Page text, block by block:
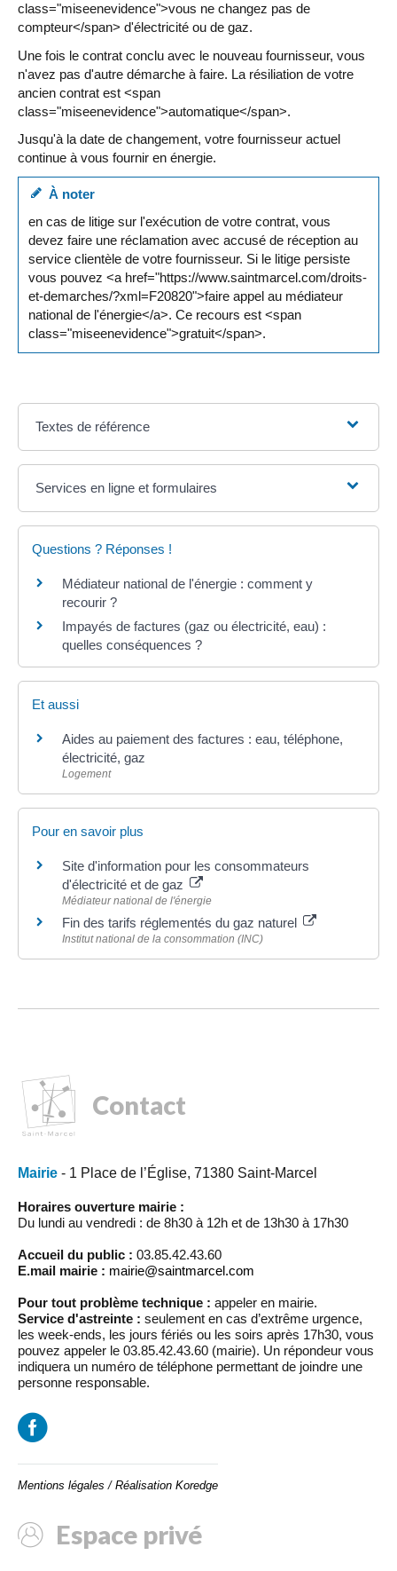
class="miseenevidence">vous ne changez pas de
compteur</span> d'électricité ou de gaz.
Une fois le contrat conclu avec le nouveau fournisseur, vous
n'avez pas d'autre démarche à faire. La résiliation de votre
ancien contrat est <span
class="miseenevidence">automatique</span>.
Jusqu'à la date de changement, votre fournisseur actuel
continue à vous fournir en énergie.
À noter
en cas de litige sur l'exécution de votre contrat, vous
devez faire une réclamation avec accusé de réception au
service clientèle de votre fournisseur. Si le litige persiste
vous pouvez <a href="https://www.saintmarcel.com/droits-
et-demarches/?xml=F20820">faire appel au médiateur
national de l'énergie</a>. Ce recours est <span
class="miseenevidence">gratuit</span>.
Textes de référence
Services en ligne et formulaires
Questions ? Réponses !
Médiateur national de l'énergie : comment y
recourir ?
Impayés de factures (gaz ou électricité, eau) :
quelles conséquences ?
Et aussi
Aides au paiement des factures : eau, téléphone,
électricité, gaz
Logement
Pour en savoir plus
Site d'information pour les consommateurs
d'électricité et de gaz
Médiateur national de l'énergie
Fin des tarifs réglementés du gaz naturel
Institut national de la consommation (INC)
Contact
Mairie - 1 Place de l’Église, 71380 Saint-Marcel
Horaires ouverture mairie :
Du lundi au vendredi : de 8h30 à 12h et de 13h30 à 17h30
Accueil du public : 03.85.42.43.60
E.mail mairie : mairie@saintmarcel.com
Pour tout problème technique : appeler en mairie.
Service d'astreinte : seulement en cas d’extrême urgence,
les week-ends, les jours fériés ou les soirs après 17h30, vous
pouvez appeler le 03.85.42.43.60 (mairie). Un répondeur vous
indiquera un numéro de téléphone permettant de joindre une
personne responsable.
Mentions légales / Réalisation Koredge
Espace privé